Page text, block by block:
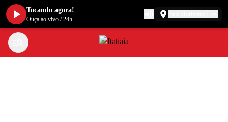
Tocando agora!
Ouça ao vivo /24h